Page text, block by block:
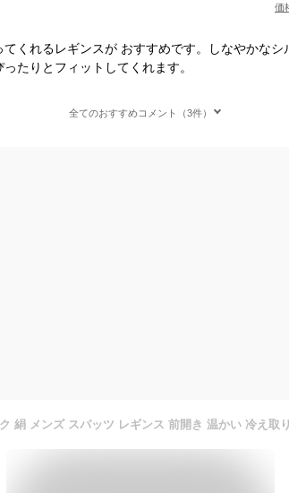
価
くれるレギンスが おすすめです。しなやかなシ
たりとフィットしてくれます。
全てのおすすめコメント（3件）